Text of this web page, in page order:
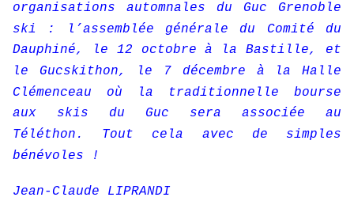
organisations automnales du Guc Grenoble
ski : l’assemblée générale du Comité du
Dauphiné, le 12 octobre à la Bastille, et
le Gucskithon, le 7 décembre à la Halle
Clémenceau où la traditionnelle bourse
aux skis du Guc sera associée au
Téléthon. Tout cela avec de simples
bénévoles !
Jean-Claude LIPRANDI